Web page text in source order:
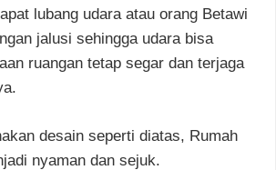
lubang udara atau orang Betawi
jalusi sehingga udara bisa
ruangan tetap segar dan terjaga
desain seperti diatas, Rumah
nyaman dan sejuk.